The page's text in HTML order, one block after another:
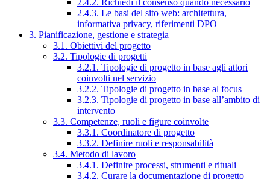
2.4.2. Richiedi il consenso quando necessario
2.4.3. Le basi del sito web: architettura,
informativa privacy, riferimenti DPO
3. Pianificazione, gestione e strategia
3.1. Obiettivi del progetto
3.2. Tipologie di progetti
3.2.1. Tipologie di progetto in base agli attori
coinvolti nel servizio
3.2.2. Tipologie di progetto in base al focus
3.2.3. Tipologie di progetto in base all’ambito di
intervento
3.3. Competenze, ruoli e figure coinvolte
3.3.1. Coordinatore di progetto
3.3.2. Definire ruoli e responsabilità
3.4. Metodo di lavoro
3.4.1. Definire processi, strumenti e rituali
3.4.2. Curare la documentazione di progetto